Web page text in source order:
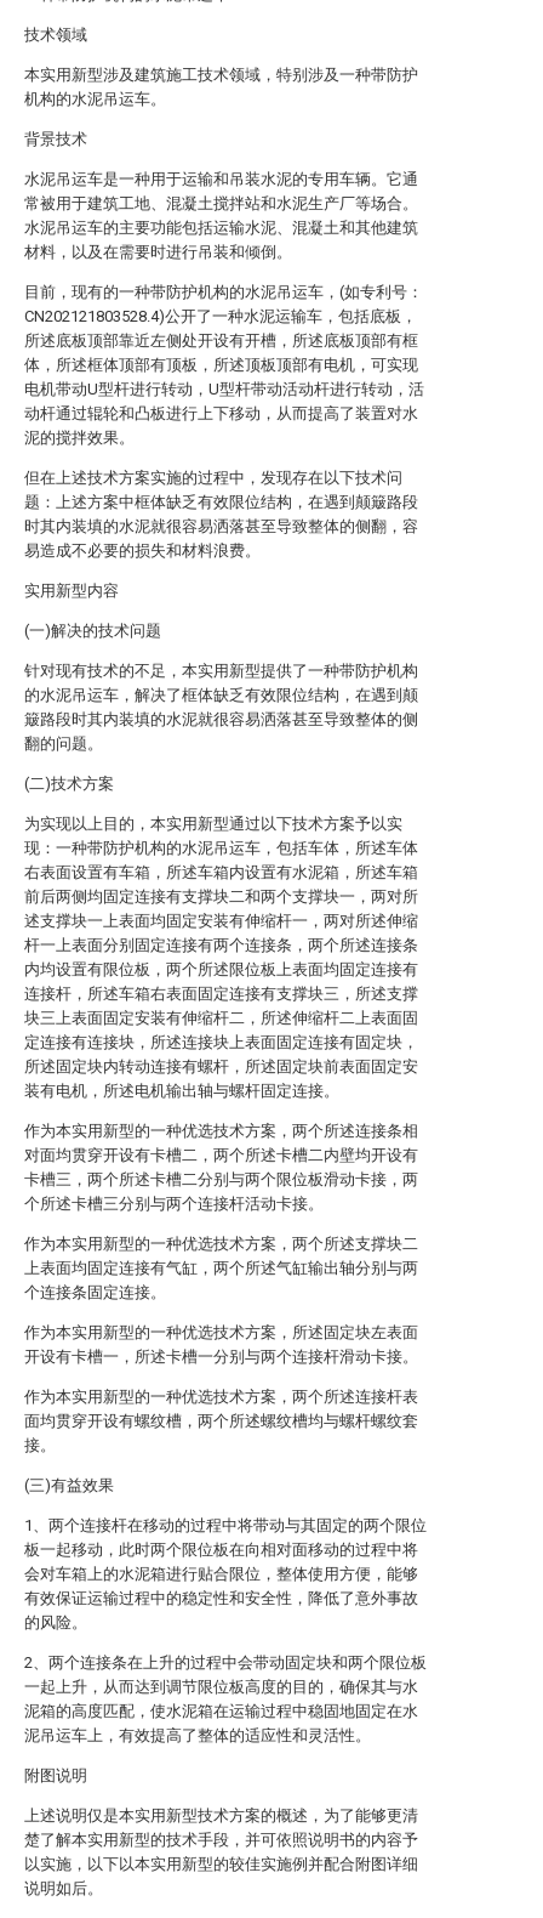
技术领域
本实用新型涉及建筑施工技术领域，特别涉及一种带防护
机构的水泥吊运车。
背景技术
水泥吊运车是一种用于运输和吊装水泥的专用车辆。它通
常被用于建筑工地、混凝土搅拌站和水泥生产厂等场合。
水泥吊运车的主要功能包括运输水泥、混凝土和其他建筑
材料，以及在需要时进行吊装和倾倒。
目前，现有的一种带防护机构的水泥吊运车，(如专利号：
CN202121803528.4)公开了一种水泥运输车，包括底板，
所述底板顶部靠近左侧处开设有开槽，所述底板顶部有框
体，所述框体顶部有顶板，所述顶板顶部有电机，可实现
电机带动U型杆进行转动，U型杆带动活动杆进行转动，活
动杆通过辊轮和凸板进行上下移动，从而提高了装置对水
泥的搅拌效果。
但在上述技术方案实施的过程中，发现存在以下技术问
题：上述方案中框体缺乏有效限位结构，在遇到颠簸路段
时其内装填的水泥就很容易洒落甚至导致整体的侧翻，容
易造成不必要的损失和材料浪费。
实用新型内容
(一)解决的技术问题
针对现有技术的不足，本实用新型提供了一种带防护机构
的水泥吊运车，解决了框体缺乏有效限位结构，在遇到颠
簸路段时其内装填的水泥就很容易洒落甚至导致整体的侧
翻的问题。
(二)技术方案
为实现以上目的，本实用新型通过以下技术方案予以实
现：一种带防护机构的水泥吊运车，包括车体，所述车体
右表面设置有车箱，所述车箱内设置有水泥箱，所述车箱
前后两侧均固定连接有支撑块二和两个支撑块一，两对所
述支撑块一上表面均固定安装有伸缩杆一，两对所述伸缩
杆一上表面分别固定连接有两个连接条，两个所述连接条
内均设置有限位板，两个所述限位板上表面均固定连接有
连接杆，所述车箱右表面固定连接有支撑块三，所述支撑
块三上表面固定安装有伸缩杆二，所述伸缩杆二上表面固
定连接有连接块，所述连接块上表面固定连接有固定块，
所述固定块内转动连接有螺杆，所述固定块前表面固定安
装有电机，所述电机输出轴与螺杆固定连接。
作为本实用新型的一种优选技术方案，两个所述连接条相
对面均贯穿开设有卡槽二，两个所述卡槽二内壁均开设有
卡槽三，两个所述卡槽二分别与两个限位板滑动卡接，两
个所述卡槽三分别与两个连接杆活动卡接。
作为本实用新型的一种优选技术方案，两个所述支撑块二
上表面均固定连接有气缸，两个所述气缸输出轴分别与两
个连接条固定连接。
作为本实用新型的一种优选技术方案，所述固定块左表面
开设有卡槽一，所述卡槽一分别与两个连接杆滑动卡接。
作为本实用新型的一种优选技术方案，两个所述连接杆表
面均贯穿开设有螺纹槽，两个所述螺纹槽均与螺杆螺纹套
接。
(三)有益效果
1、两个连接杆在移动的过程中将带动与其固定的两个限位
板一起移动，此时两个限位板在向相对面移动的过程中将
会对车箱上的水泥箱进行贴合限位，整体使用方便，能够
有效保证运输过程中的稳定性和安全性，降低了意外事故
的风险。
2、两个连接条在上升的过程中会带动固定块和两个限位板
一起上升，从而达到调节限位板高度的目的，确保其与水
泥箱的高度匹配，使水泥箱在运输过程中稳固地固定在水
泥吊运车上，有效提高了整体的适应性和灵活性。
附图说明
上述说明仅是本实用新型技术方案的概述，为了能够更清
楚了解本实用新型的技术手段，并可依照说明书的内容予
以实施，以下以本实用新型的较佳实施例并配合附图详细
说明如后。